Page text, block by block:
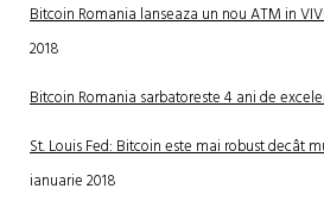
Bitcoin Romania lanseaza un nou ATM in
2018
Bitcoin Romania sarbatoreste 4 ani de
St. Louis Fed: Bitcoin este mai robust decât
ianuarie 2018